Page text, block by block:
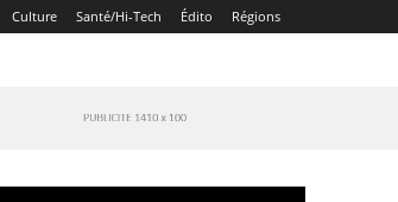
Culture Santé/Hi-Tech Édito Régions